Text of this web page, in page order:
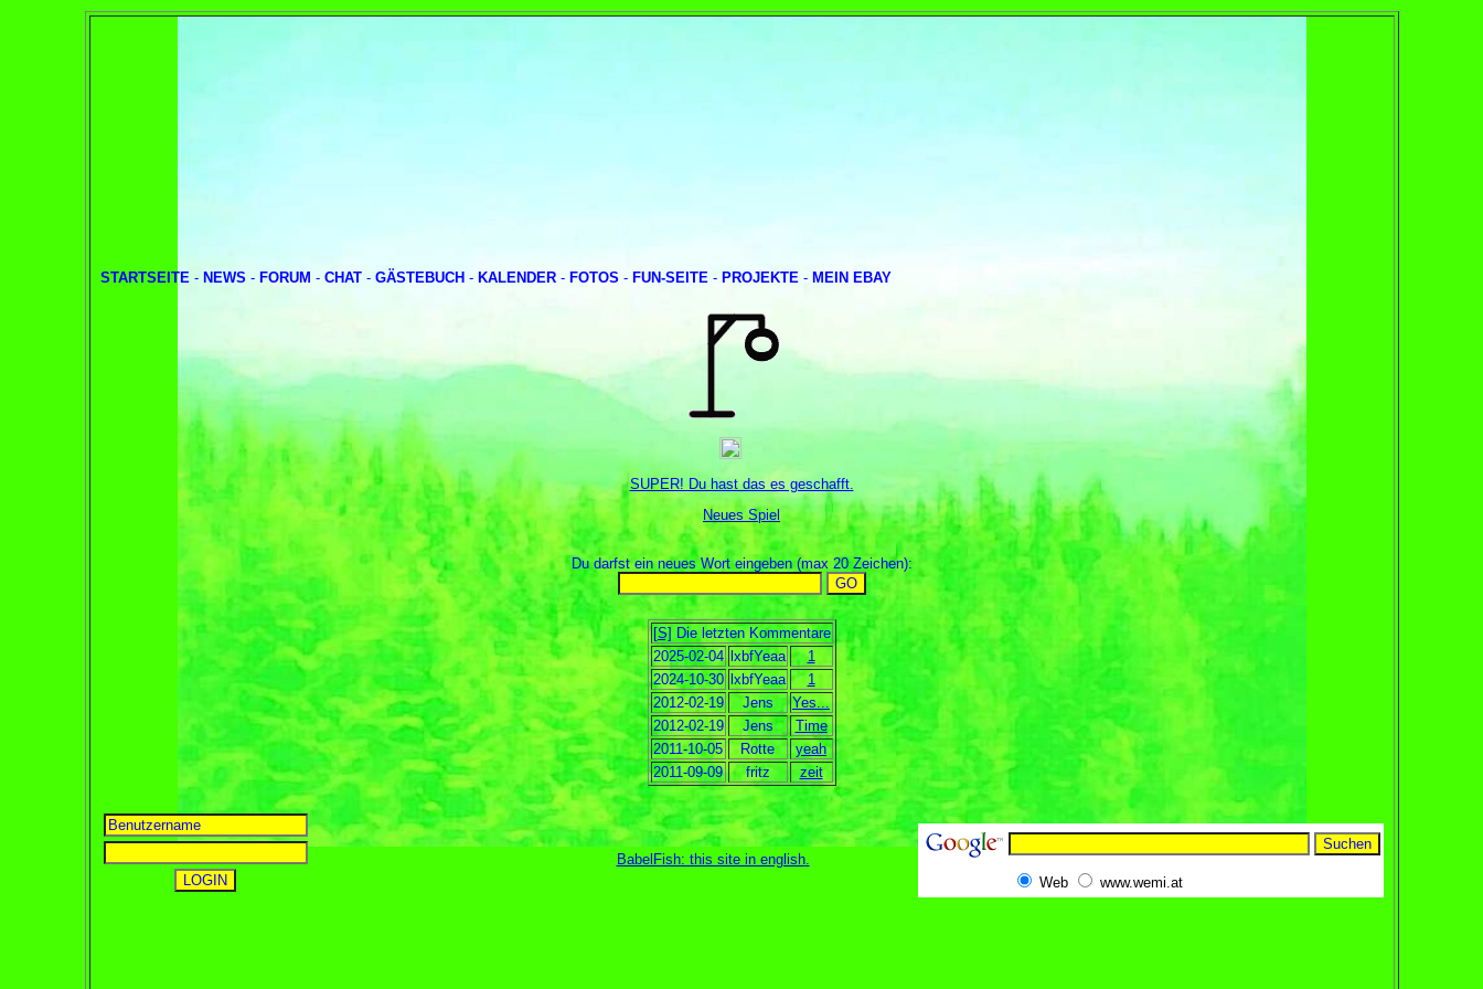
STARTSEITE - NEWS - FORUM - CHAT - GÄSTEBUCH - KALENDER - FOTOS - FUN-SEITE - PROJEKTE - MEIN EBAY
SUPER! Du hast das es geschafft.
Neues Spiel
Du darfst ein neues Wort eingeben (max 20 Zeichen):
[S] Die letzten Kommentare
2025-02-04
lxbfYeaa
1
2024-10-30
lxbfYeaa
1
2012-02-19
Jens
Yes...
2012-02-19
Jens
Time
2011-10-05
Rotte
yeah
2011-09-09
fritz zeit
BabelFish: this site in english.
Web
www.wemi.at